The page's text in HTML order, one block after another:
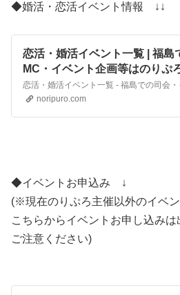
◆婚活・恋活イベント情報 ↓↓
恋活・婚活イベント一覧 | 福島
MC・イベント企画等はのりぷ
noripuro.com
◆イベントお申込み ↓
(※現在のりぷろ主催以外のイベ
こちらからイベントお申し込み
ご注意ください)